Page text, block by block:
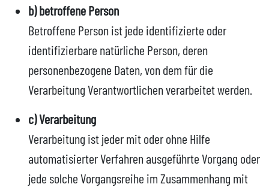
b) betroffene Person
Betroffene Person ist jede identifizierte oder
identifizierbare natürliche Person, deren
personenbezogene Daten, von dem für die
Verarbeitung Verantwortlichen verarbeitet werden.
c) Verarbeitung
Verarbeitung ist jeder mit oder ohne Hilfe
automatisierter Verfahren ausgeführte Vorgang oder
jede solche Vorgangsreihe im Zusammenhang mit